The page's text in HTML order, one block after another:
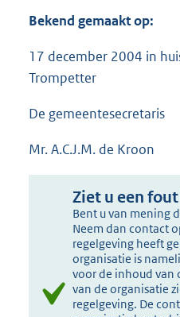
Bekend gemaakt op:
17 december 2004 in
Trompetter
De gemeentesecretaris
Mr. A.C.J.M. de Kroon
Ziet u een
Bent u van mening
Neem dan contact
regelgeving heeft
organisatie is
voor de inhoud van
van de organisatie
regelgeving. De